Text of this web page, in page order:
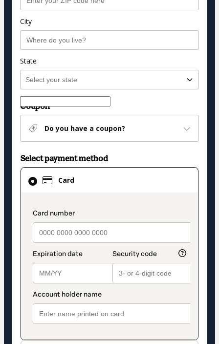
City
State
Coupon
Do you have a coupon?
Select payment method
Card
payment_data.section_title_v2
Card
selected
method